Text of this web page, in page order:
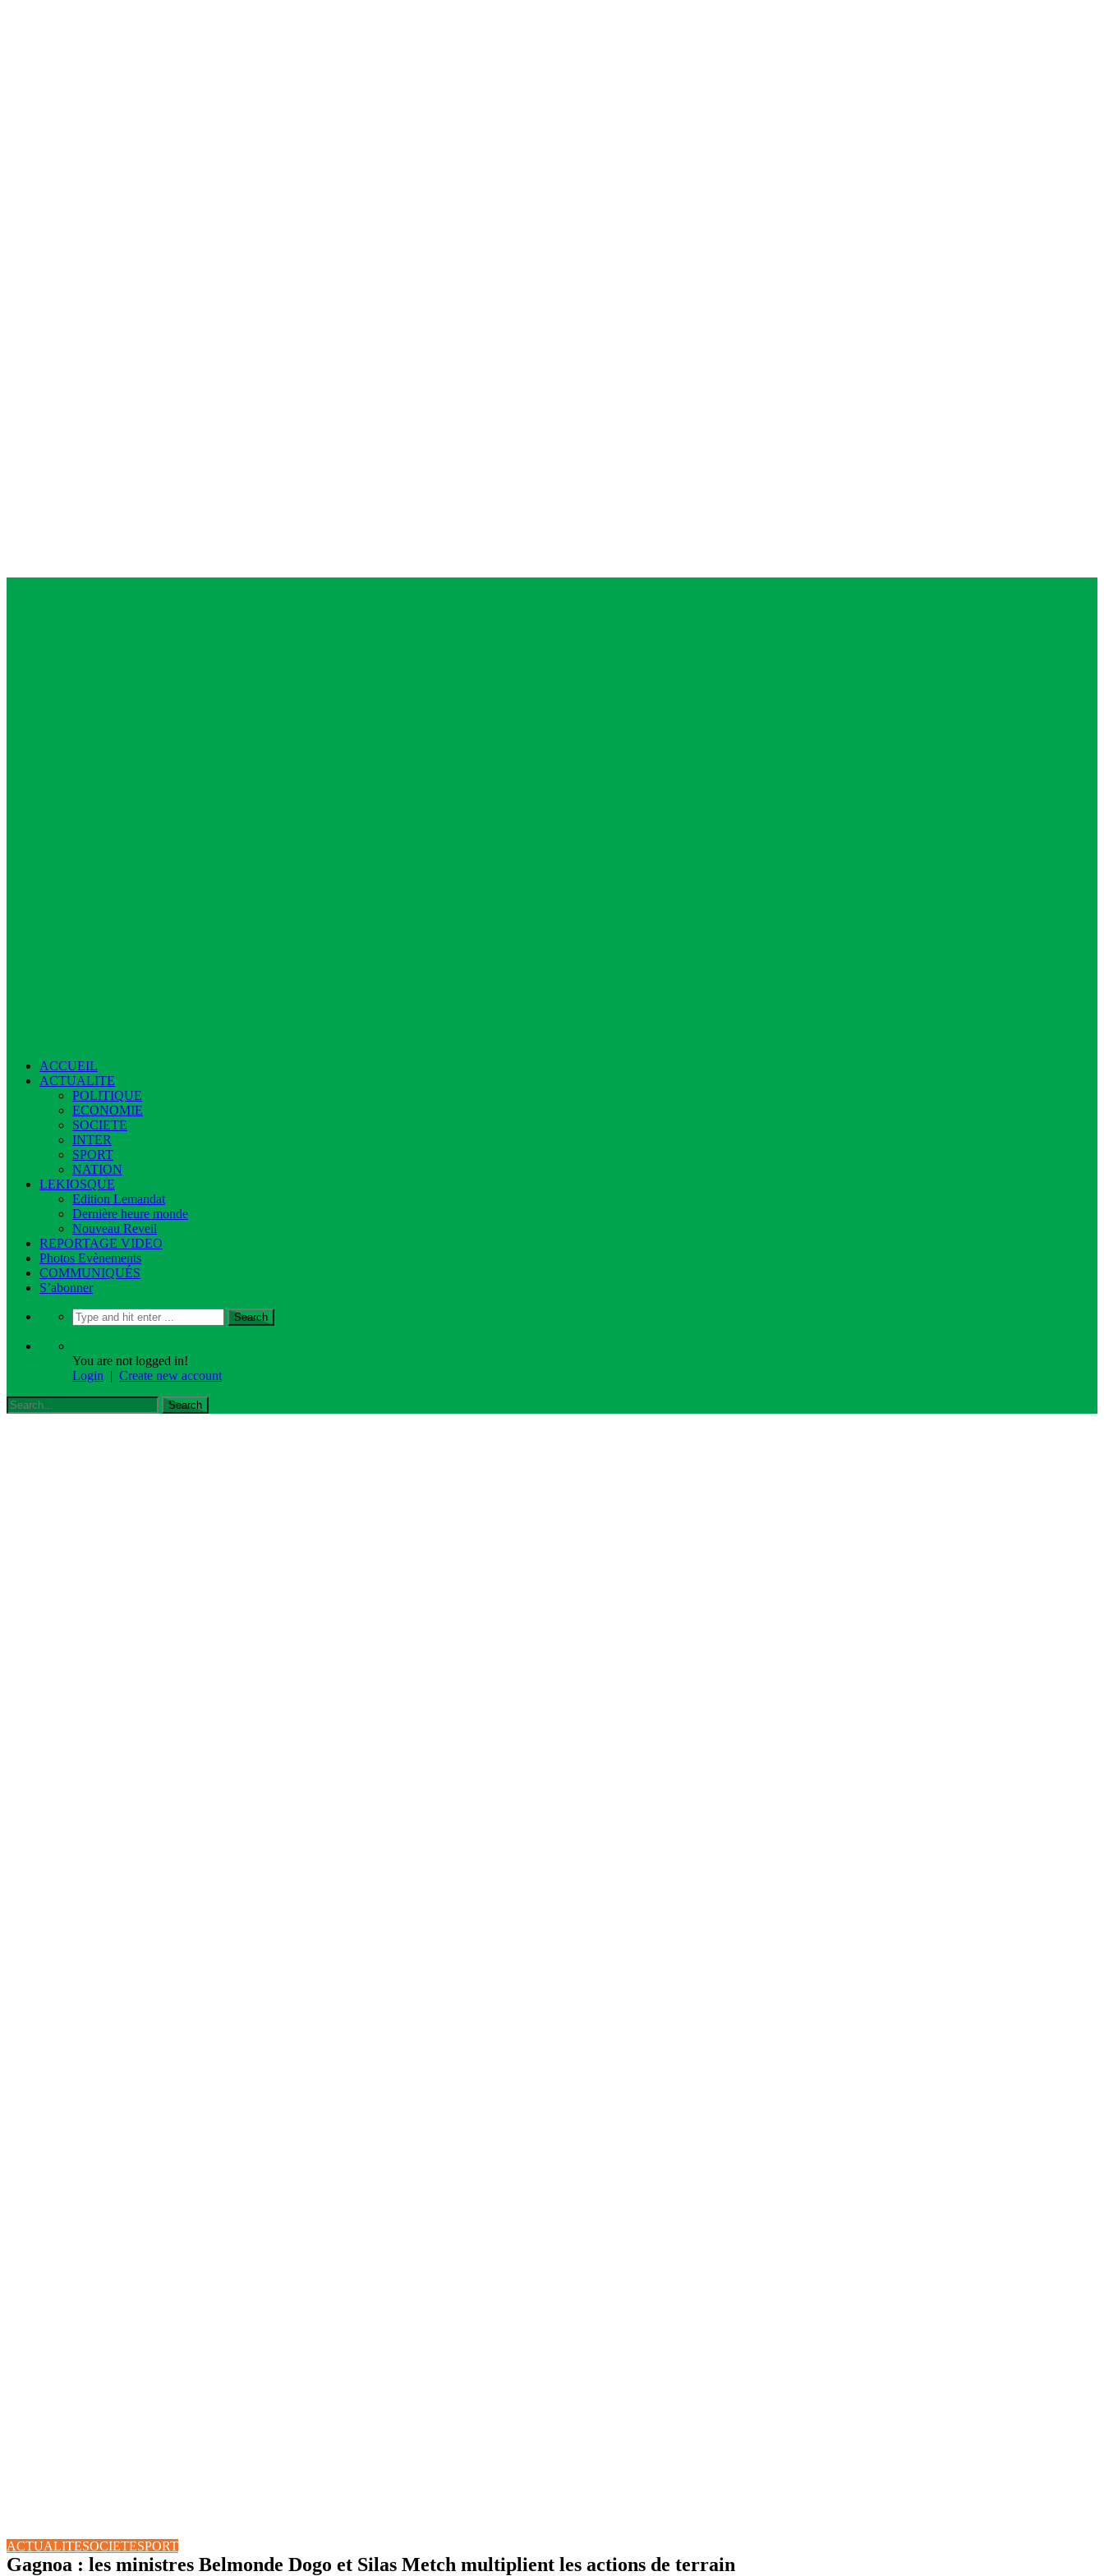
ACCUEIL
ACTUALITE
POLITIQUE
ECONOMIE
SOCIETE
INTER
SPORT
NATION
LEKIOSQUE
Edition Lemandat
Dernière heure monde
Nouveau Reveil
REPORTAGE VIDEO
Photos Evènements
COMMUNIQUÉS
S’abonner
You are not logged in!
Login | Create new account
ACTUALITESOCIETESPORT
Gagnoa : les ministres Belmonde Dogo et Silas Metch multiplient les actions de terrain